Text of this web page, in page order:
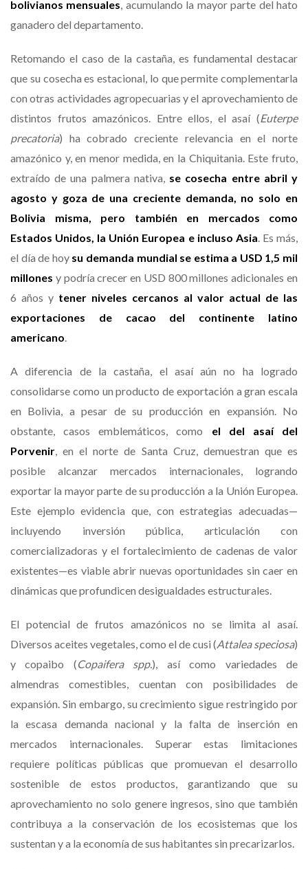
bolivianos mensuales , acumulando la mayor parte del hato
ganadero del departamento.
Retomando el caso de la castaña, es fundamental destacar
que su cosecha es estacional, lo que permite complementarla
con otras actividades agropecuarias y el aprovechamiento de
distintos frutos amazónicos. Entre ellos, el asaí (Euterpe
precatoria) ha cobrado creciente relevancia en el norte
amazónico y, en menor medida, en la Chiquitania. Este fruto,
extraído de una palmera nativa, se cosecha entre abril y
agosto y goza de una creciente demanda, no solo en
Bolivia misma, pero también en mercados como
Estados Unidos, la Unión Europea e incluso Asia . Es más,
el día de hoy su demanda mundial se estima a USD 1,5 mil
millones y podría crecer en USD 800 millones adicionales en
6 años y tener niveles cercanos al valor actual de las
exportaciones de cacao del continente latino
americano
A diferencia de la castaña, el asaí aún no ha logrado
consolidarse como un producto de exportación a gran escala
en Bolivia, a pesar de su producción en expansión. No
obstante, casos emblemáticos, como el del asaí del
Porvenir , en el norte de Santa Cruz, demuestran que es
posible alcanzar mercados internacionales, logrando
exportar la mayor parte de su producción a la Unión Europea.
Este ejemplo evidencia que, con estrategias adecuadas—
incluyendo inversión pública, articulación con
comercializadoras y el fortalecimiento de cadenas de valor
existentes—es viable abrir nuevas oportunidades sin caer en
dinámicas que profundicen desigualdades estructurales.
El potencial de frutos amazónicos no se limita al asaí.
Diversos aceites vegetales, como el de cusi (Attalea speciosa)
y copaibo (Copaifera spp.), así como variedades de
almendras comestibles, cuentan con posibilidades de
expansión. Sin embargo, su crecimiento sigue restringido por
la escasa demanda nacional y la falta de inserción en
mercados internacionales. Superar estas limitaciones
requiere políticas públicas que promuevan el desarrollo
sostenible de estos productos, garantizando que su
aprovechamiento no solo genere ingresos, sino que también
contribuya a la conservación de los ecosistemas que los
sustentan y a la economía de sus habitantes sin precarizarlos.